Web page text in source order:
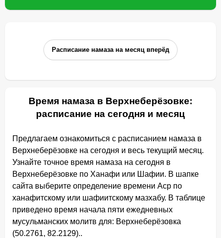
Расписание намаза на месяц вперёд
Время намаза в Верхнеберёзовке:
расписание на сегодня и месяц
Предлагаем ознакомиться с расписанием намаза в
Верхнеберёзовке на сегодня и весь текущий месяц.
Узнайте точное время намаза на сегодня в
Верхнеберёзовке по Ханафи или Шафии. В шапке
сайта выберите определение времени Аср по
ханафитскому или шафиитскому мазхабу. В таблице
приведено время начала пяти ежедневных
мусульманских молитв для: Верхнеберёзовка
(50.2761, 82.2129)..